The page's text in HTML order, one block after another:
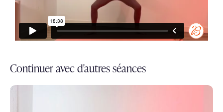
Continuer avec d'autres séances